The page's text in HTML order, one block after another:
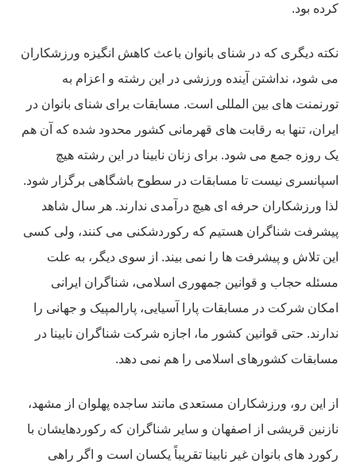
کرده بود.
نکته دیگری که در شنای بانوان باعث کاهش انگیزه ورزشکاران
می شود، نداشتن آینده ورزشی در این رشته و اعزام به
تورنمنت های بین المللی است. مسابقات برای شنای بانوان در
ایران، تنها به رقابت های قهرمانی کشور محدود شده که آن هم
یک روزه جمع می شود. برای زنان نابینا در این رشته هیچ
اسپانسری نیست تا مسابقات در سطوح باشگاهی برگزار شود.
لذا ورزشکاران حرفه ای هیچ درآمدی ندارند. هر سال شاهد
پیشرفت شناگران هستیم که رکوردشکنی می کنند، ولی کسی
این تلاش و پیشرفت ها را نمی بیند. از سوی دیگر، به علت
مسئله حجاب و قوانین جمهوری اسلامی، شناگران ایرانی
امکان شرکت در مسابقات پارا آسیایی، پارالمپیک و جهانی را
ندارند. حتی قوانین کشور ما، اجازه شرکت شناگران نابینا در
مسابقات کشورهای اسلامی را هم نمی دهد.
از این رو، ورزشکاران مستعدی مانند ساجده پهلوان از مشهد،
نازنین قریشی از اصفهان و سایر شناگران که رکوردهایشان با
رکورد های بانوان غیر نابینا تقریباً یکسان است و اگر راهی